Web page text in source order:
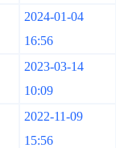
2024-01-04
16:56
2023-03-14
10:09
2022-11-09
15:56